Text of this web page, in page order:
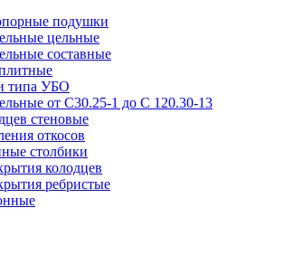
подушки
цельные
составные
типа УБО
от С30.25-1 до С 120.30-13
стеновые
откосов
столбики
колодцев
ребристые